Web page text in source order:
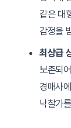
같은 대
감정을
최상급
보존되
경매사
낙찰가